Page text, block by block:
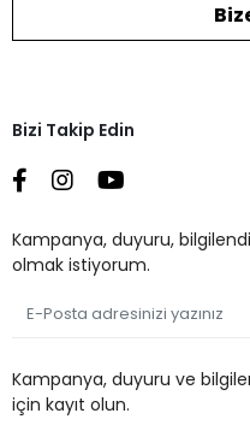
Bizi Takip Edin
Kampanya, duyuru,
olmak istiyorum.
Kampanya, duyuru ve
için kayıt olun.